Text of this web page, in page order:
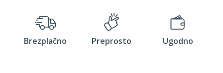
Brezplačno Preprosto Ugodno